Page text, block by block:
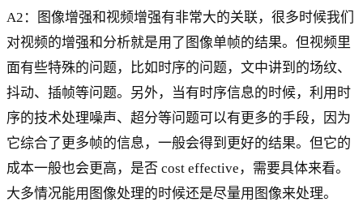
A2：图像增强和视频增强有非常大的关联，很多时候我们
对视频的增强和分析就是用了图像单帧的结果。但视频里
面有些特殊的问题，比如时序的问题，文中讲到的场纹、
抖动、插帧等问题。另外，当有时序信息的时候，利用时
序的技术处理噪声、超分等问题可以有更多的手段，因为
它综合了更多帧的信息，一般会得到更好的结果。但它的
成本一般也会更高，是否 cost effective，需要具体来看。
大多情况能用图像处理的时候还是尽量用图像来处理。